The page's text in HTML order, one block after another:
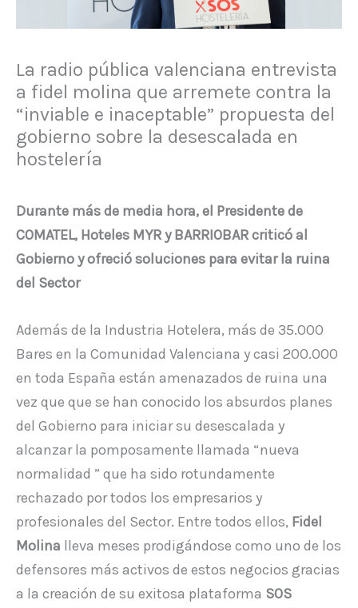
La radio pública valenciana entrevista
a fidel molina que arremete contra la
“inviable e inaceptable” propuesta del
gobierno sobre la desescalada en
hostelería
Durante más de media hora, el Presidente de
COMATEL, Hoteles MYR y BARRIOBAR criticó al
Gobierno y ofreció soluciones para evitar la ruina
del Sector
Además de la Industria Hotelera, más de 35.000
Bares en la Comunidad Valenciana y casi 200.000
en toda España están amenazados de ruina una
vez que que se han conocido los absurdos planes
del Gobierno para iniciar su desescalada y
alcanzar la pomposamente llamada “nueva
normalidad ” que ha sido rotundamente
rechazado por todos los empresarios y
profesionales del Sector. Entre todos ellos, Fidel
Molina lleva meses prodigándose como uno de los
defensores más activos de estos negocios gracias
a la creación de su exitosa plataforma SOS